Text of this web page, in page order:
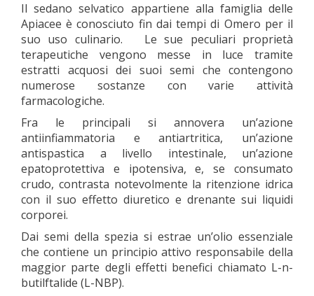
Il sedano selvatico appartiene alla famiglia delle
Apiacee è conosciuto fin dai tempi di Omero per il
suo uso culinario. Le sue peculiari proprietà
terapeutiche vengono messe in luce tramite
estratti acquosi dei suoi semi che contengono
numerose sostanze con varie attività
farmacologiche.
Fra le principali si annovera un’azione
antiinfiammatoria e antiartritica, un’azione
antispastica a livello intestinale, un’azione
epatoprotettiva e ipotensiva, e, se consumato
crudo, contrasta notevolmente la ritenzione idrica
con il suo effetto diuretico e drenante sui liquidi
corporei.
Dai semi della spezia si estrae un’olio essenziale
che contiene un principio attivo responsabile della
maggior parte degli effetti benefici chiamato L-n-
butilftalide (L-NBP).